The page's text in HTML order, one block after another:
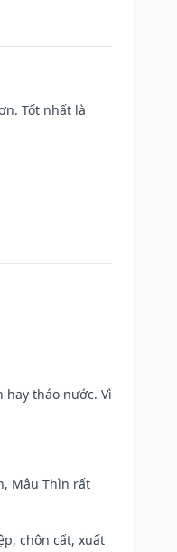
Tốt nhất là
hay tháo nước. Vì
Mậu Thìn rất
chôn cất, xuất